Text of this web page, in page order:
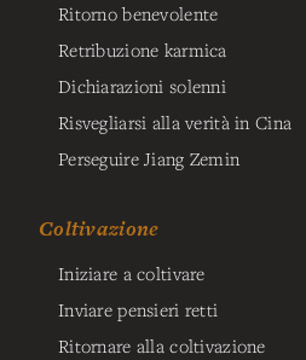
Ritorno benevolente
Retribuzione karmica
Dichiarazioni solenni
Risvegliarsi alla verità in Cina
Perseguire Jiang Zemin
Coltivazione
Iniziare a coltivare
Inviare pensieri retti
Ritornare alla coltivazione